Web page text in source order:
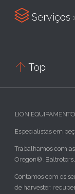
 Serviços
 Top
LION
Especialistas em
Trabalhamos com
Oregon®, Baltrotors,
Contamos com os
de harvester,